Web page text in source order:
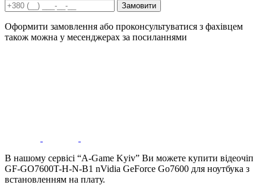
Замовити
Оформити замовлення або проконсультуватися з фахівцем
також можна у месенджерах за посиланнями
В нашому сервісі “A-Game Kyiv” Ви можете купити відеочіп
GF-GO7600T-H-N-B1 nVidia GeForce Go7600 для ноутбука з
встановленням на плату.